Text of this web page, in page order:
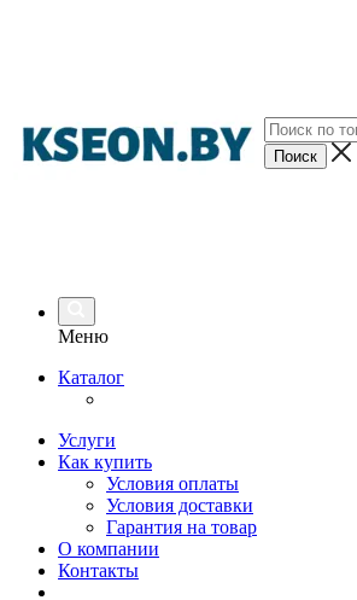
Меню
Каталог
Услуги
Как купить
Условия оплаты
Условия доставки
Гарантия на товар
О компании
Контакты